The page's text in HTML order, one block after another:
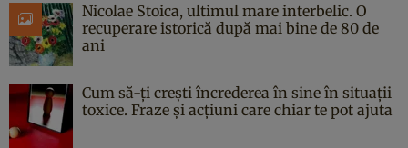
Nicolae Stoica, ultimul mare interbelic. O
recuperare istorică după mai bine de 80 de
ani
Cum să-ți crești încrederea în sine în situații
toxice. Fraze și acțiuni care chiar te pot ajuta